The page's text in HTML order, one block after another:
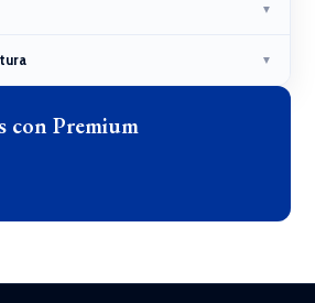
▼
▼
con Premium